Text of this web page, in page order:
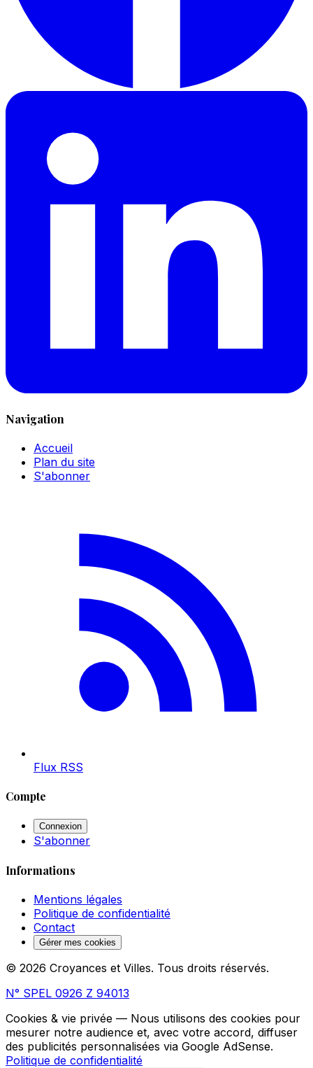
Navigation
Accueil
Plan du site
S'abonner
Flux RSS
Compte
Connexion
S'abonner
Informations
Mentions légales
Politique de confidentialité
Contact
Gérer mes cookies
© 2026 Croyances et Villes. Tous droits réservés.
N° SPEL 0926 Z 94013
Cookies & vie privée — Nous utilisons des cookies pour
mesurer notre audience et, avec votre accord, diffuser
des publicités personnalisées via Google AdSense.
Politique de confidentialité